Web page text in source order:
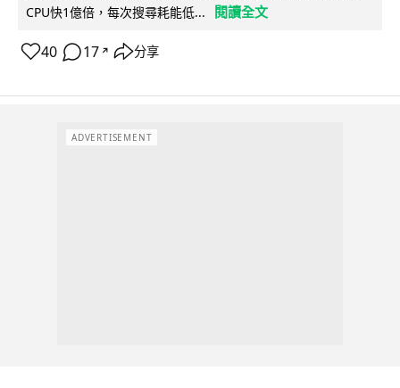
CPU快1億倍，每次搜尋耗能低...
閱讀全文
40 17 ↗ 分享
ADVERTISEMENT